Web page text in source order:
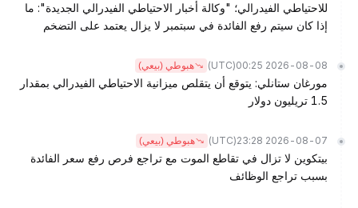
للاحتياطي الفيدرالي؛ "وكالة أخبار الاحتياطي الفيدرالي الجديدة": ما
إذا كان سيتم رفع الفائدة في سبتمبر لا يزال يعتمد على التضخم
2026-08-08 00:25
(UTC) هبوطي (بيعي)
مورغان ستانلي: يتوقع أن يتقلص ميزانية الاحتياطي الفيدرالي بمقدار
1.5 تريليون دولار
2026-08-07 23:28
(UTC) هبوطي (بيعي)
بيتكوين لا تزال في تقاطع الموت مع تراجع فرص رفع سعر الفائدة
بسبب تراجع الوظائف